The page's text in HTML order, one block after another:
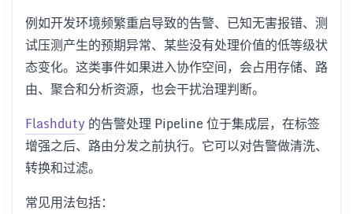
例如开发环境频繁重启导致的告警、已知无害报错、测
试压测产生的预期异常、某些没有处理价值的低等级状
态变化。这类事件如果进入协作空间，会占用存储、路
由、聚合和分析资源，也会干扰治理判断。
Flashduty 的告警处理 Pipeline 位于集成层，在标签
增强之后、路由分发之前执行。它可以对告警做清洗、
转换和过滤。
常见用法包括：